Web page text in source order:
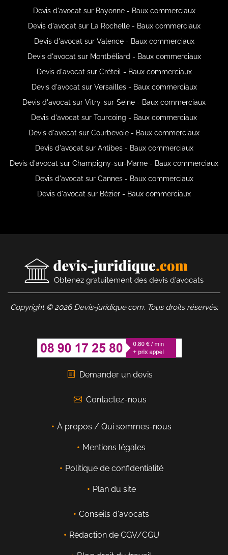
Devis d'avocat sur Bayonne - Baux commerciaux
Devis d'avocat sur La Rochelle - Baux commerciaux
Devis d'avocat sur Valence - Baux commerciaux
Devis d'avocat sur Montbéliard - Baux commerciaux
Devis d'avocat sur Créteil - Baux commerciaux
Devis d'avocat sur Versailles - Baux commerciaux
Devis d'avocat sur Vitry-sur-Seine - Baux commerciaux
Devis d'avocat sur Tourcoing - Baux commerciaux
Devis d'avocat sur Courbevoie - Baux commerciaux
Devis d'avocat sur Antibes - Baux commerciaux
Devis d'avocat sur Champigny-sur-Marne - Baux commerciaux
Devis d'avocat sur Cannes - Baux commerciaux
Devis d'avocat sur Bézier - Baux commerciaux
Copyright © 2026 Devis-juridique.com. Tous droits réservés.
Demander un devis
Contactez-nous
À propos / Qui sommes-nous
Mentions légales
Politique de confidentialité
Plan du site
Conseils d'avocats
Rédaction de CGV/CGU